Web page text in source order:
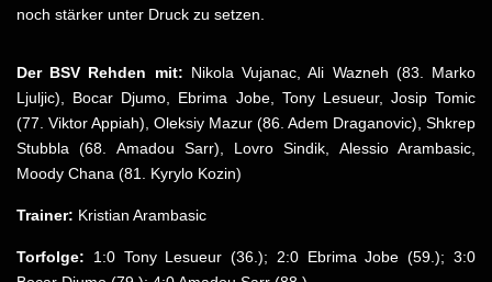
noch stärker unter Druck zu setzen.
Der BSV Rehden mit: Nikola Vujanac, Ali Wazneh (83. Marko
Ljuljic), Bocar Djumo, Ebrima Jobe, Tony Lesueur, Josip Tomic
(77. Viktor Appiah), Oleksiy Mazur (86. Adem Draganovic), Shkrep
Stubbla (68. Amadou Sarr), Lovro Sindik, Alessio Arambasic,
Moody Chana (81. Kyrylo Kozin)
Trainer: Kristian Arambasic
Torfolge: 1:0 Tony Lesueur (36.); 2:0 Ebrima Jobe (59.); 3:0